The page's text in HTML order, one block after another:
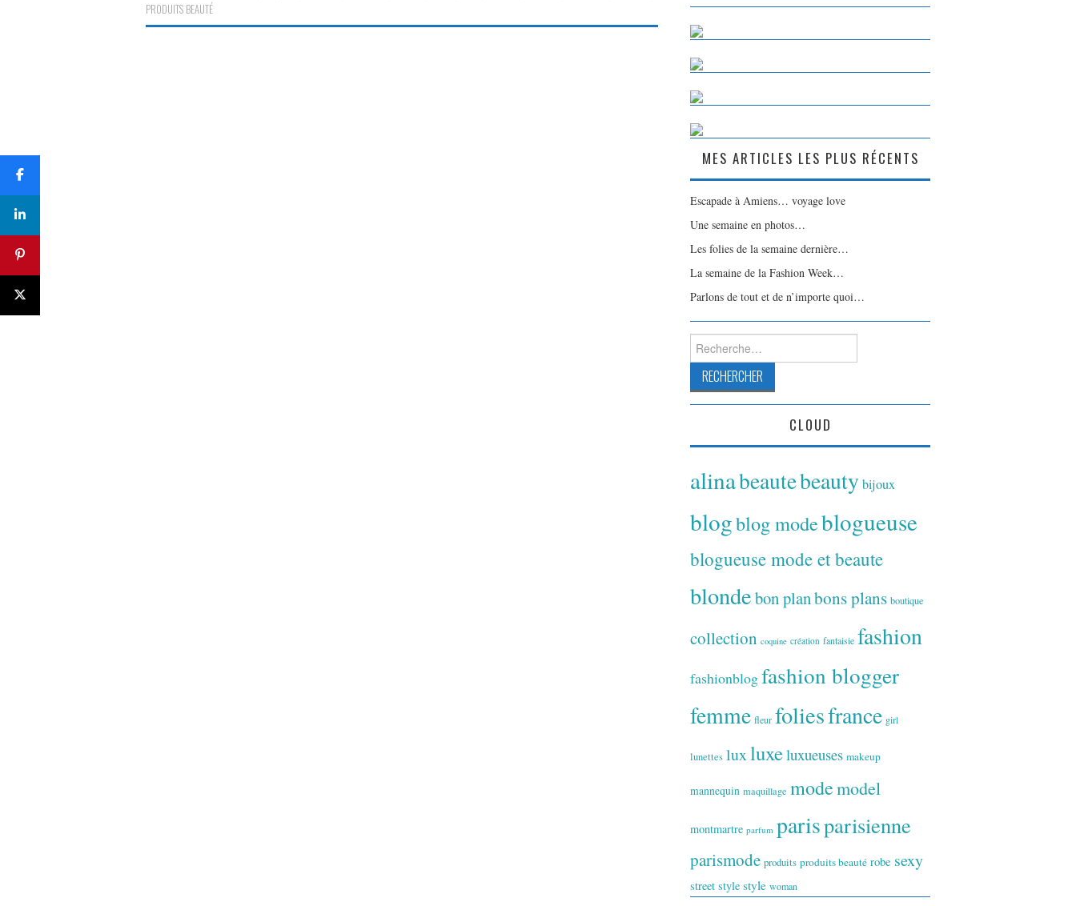
PRODUITS BEAUTÉ
MES ARTICLES LES PLUS RÉCENTS
Escapade à Amiens… voyage love
Une semaine en photos…
Les folies de la semaine dernière…
La semaine de la Fashion Week…
Parlons de tout et de n’importe quoi…
Rechercher :
CLOUD
alinabeautebeauty bijoux
blogblog modeblogueuse
blogueuse mode et beaute
blondebon planbons plans boutique
collection coquine création fantaisie fashion
fashionblogfashion blogger
femme fleur foliesfrance girl
lunettes luxluxeluxueuses makeup
mannequin maquillage modemodel
montmartre parfum parisparisienne
parismode produits produits beauté robe sexy
street style style woman